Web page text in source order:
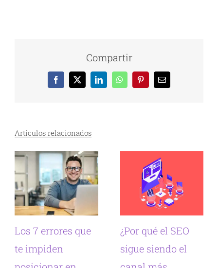
Compartir
Facebook
X LinkedInWhatsAppPinterestCorreo
Artículos relacionados
Los 7 errores que
te impiden
¿Por qué el SEO
sigue siendo el